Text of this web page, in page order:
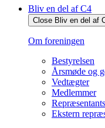
Bliv en del af C4
Close Bliv en del af
Om foreningen
Bestyrelsen
Årsmøde og
Vedtægter
Medlemmer
Ekstern